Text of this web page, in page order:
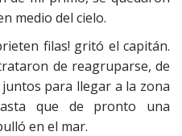
medio del cielo.
filas! gritó el capitán.
de reagruparse, de
para llegar a la zona
que de pronto una
en el mar.